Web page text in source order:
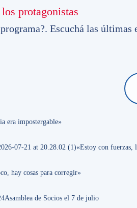
protagonistas
Escuchá las
era impostergable»
«Estoy con fuerzas,
hay cosas para corregir»
Asamblea de Socios el 7 de julio
PASIÓN TRICOLOR, le
AQUÍ